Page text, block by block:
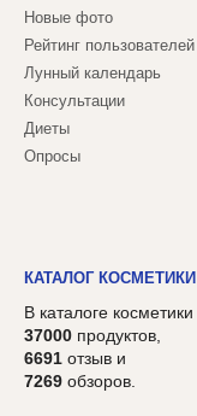
Новые фото
Рейтинг пользователей
Лунный календарь
Консультации
Диеты
Опросы
КАТАЛОГ КОСМЕТИКИ
В каталоге косметики
37000 продуктов,
6691 отзыв и
7269 обзоров.